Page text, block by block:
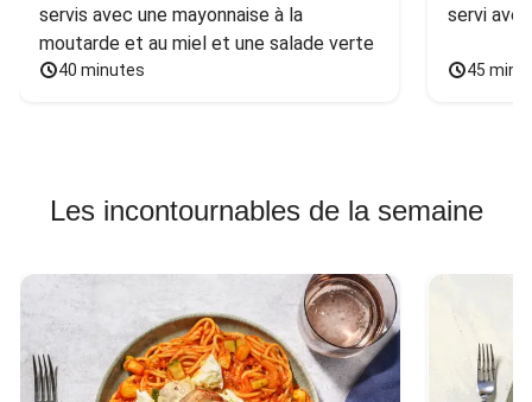
servis avec une mayonnaise à la
moutarde et au miel et une salade verte
40 minutes
servi
45
Les incontournables de la semaine